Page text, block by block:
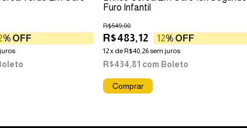
% OFF
Furo Infantil
R$483,12
R$549,00
12% OFF
12x deR$40,26sem juros
R$434,81 com Boleto